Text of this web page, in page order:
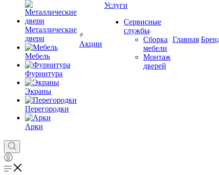
Металлические
двери
Мебель
Фурнитура
Экраны
Перегородки
Арки
Акции
Услуги
Сервисные
службы
Сборка
мебели
Монтаж
дверей
Главная